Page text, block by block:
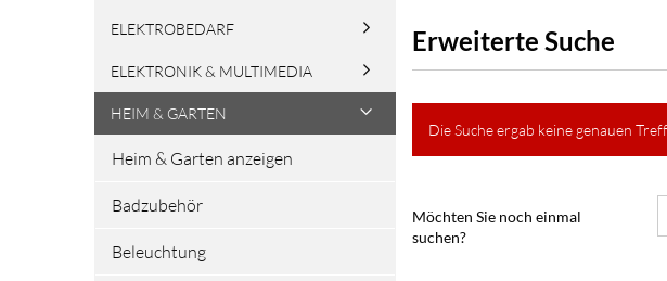
Erweiterte Suche
Die Suche ergab keine genauen
Möchten Sie noch einmal
suchen?
ELEKTROBEDARF
ELEKTRONIK & MULTIMEDIA
HEIM & GARTEN
Heim & Garten anzeigen
Badzubehör
Beleuchtung